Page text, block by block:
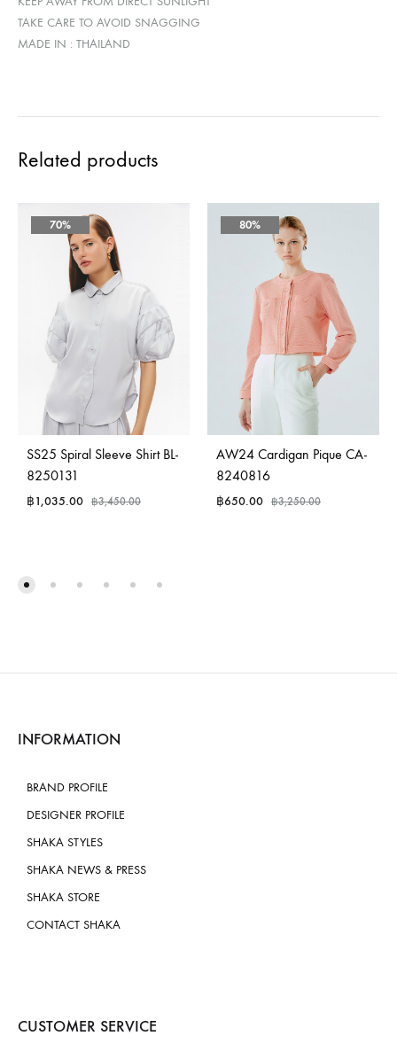
TAKE CARE TO AVOID SNAGGING
MADE IN : THAILAND
Related products
70%
SS25 Spiral Sleeve Shirt BL-
8250131
฿1,035.00 ฿3,450.00
80%
AW24 Cardigan Pique CA-
8240816
฿650.00 ฿3,250.00
INFORMATION
BRAND PROFILE
DESIGNER PROFILE
SHAKA STYLES
SHAKA NEWS & PRESS
SHAKA STORE
CONTACT SHAKA
CUSTOMER SERVICE